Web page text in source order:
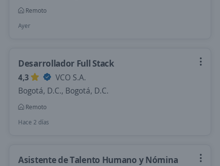
Remoto
Ayer
Desarrollador Full Stack
4,3
VCO S.A.
Bogotá, D.C., Bogotá, D.C.
Remoto
Hace 2 días
Asistente de Talento Humano y Nómina